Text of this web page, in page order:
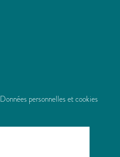
Données personnelles et cookies